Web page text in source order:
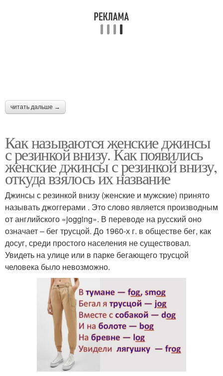
читать дальше →
Как называются женские джинсы
с резинкой внизу. Как появились
женские джинсы с резинкой внизу,
откуда взялось их название
Джинсы с резинкой внизу (женские и мужские) принято
называть джоггерами . Это слово является производным
от английского «jogging». В переводе на русский оно
означает – бег трусцой. До 1960-х г. в обществе бег, как
досуг, среди простого населения не существовал.
Увидеть на улице или в парке бегающего трусцой
человека было невозможно.